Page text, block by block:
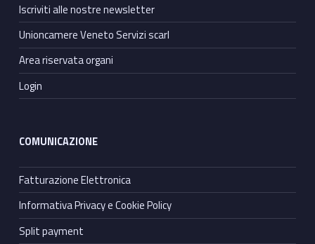
Iscriviti alle nostre newsletter
Unioncamere Veneto Servizi scarl
Area riservata organi
Login
COMUNICAZIONE
Fatturazione Elettronica
Informativa Privacy e Cookie Policy
Split payment